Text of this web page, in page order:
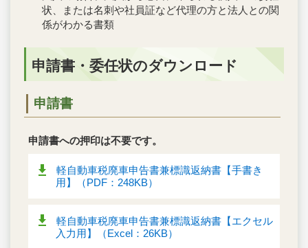
状、または名刺や社員証など代理の方と法人との関
係がわかる書類
申請書・委任状のダウンロード
申請書
申請書への押印は不要です。
軽自動車税廃車申告書兼標識返納書【手書き
用】（PDF：248KB）
軽自動車税廃車申告書兼標識返納書【エクセル
入力用】（Excel：26KB）